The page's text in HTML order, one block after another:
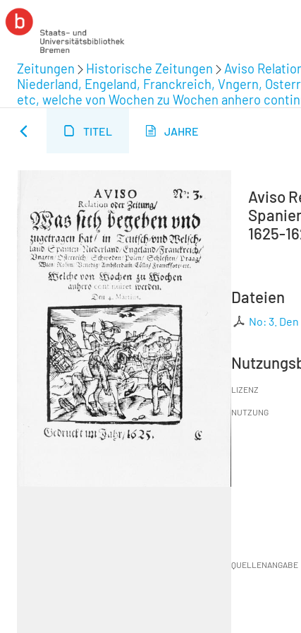
Zeitungen Historische Zeitungen
Aviso
Niederland, Engeland, Franckreich, Vngern,
etc, welche von Wochen zu Wochen anhero
TITEL JAHRE
Aviso
1625-
Dateien
No: 3.
LIZENZ
NUTZUNG
QUELLENANGABE